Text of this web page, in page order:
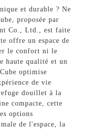
et durable ? Ne
proposée par
Co., Ltd., est faite
offre un espace de
le confort ni le
haute qualité et un
optimise
de vie
douillet à la
compacte, cette
options
de l'espace, la